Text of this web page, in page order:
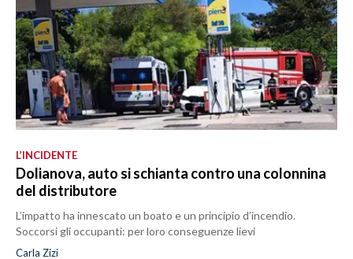
L’INCIDENTE
Dolianova, auto si schianta contro una colonnina
del distributore
L’impatto ha innescato un boato e un principio d’incendio.
Soccorsi gli occupanti: per loro conseguenze lievi
Carla Zizi